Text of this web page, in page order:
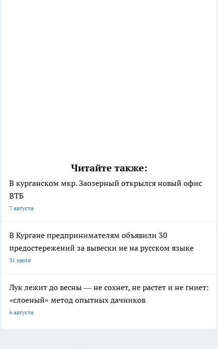
Читайте также:
В курганском мкр. Заозерный открылся новый офис
ВТБ
7 августа
В Кургане предпринимателям объявили 30
предостережений за вывески не на русском языке
31 июля
Лук лежит до весны — не сохнет, не растет и не гниет:
«слоеный» метод опытных дачников
6 августа